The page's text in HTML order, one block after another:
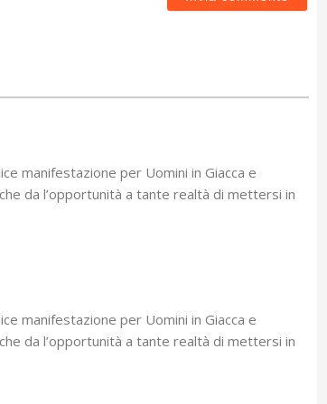
manifestazione per Uomini in Giacca e
da l’opportunità a tante realtà di mettersi in
manifestazione per Uomini in Giacca e
da l’opportunità a tante realtà di mettersi in